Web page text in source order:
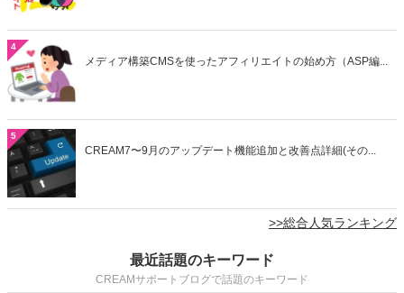
4
メディア構築CMSを使ったアフィリエイトの始め方（ASP編...
5
CREAM7〜9月のアップデート機能追加と改善点詳細(その...
>>総合人気ランキング
最近話題のキーワード
CREAMサポートブログで話題のキーワード